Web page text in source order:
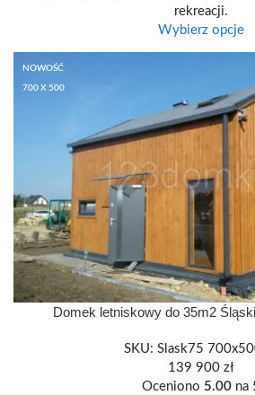
rekreacji.
Wybierz opcje
NOWOŚĆ
700 X 500
Domek letniskowy do 35m2
SKU: Slask75
139 900 zł
Oceniono 5.00 na